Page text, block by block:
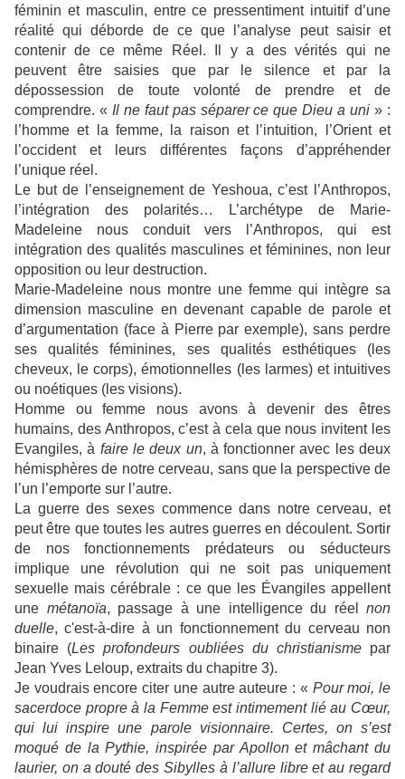
féminin et masculin, entre ce pressentiment intuitif d’une
réalité qui déborde de ce que l’analyse peut saisir et
contenir de ce même Réel. Il y a des vérités qui ne
peuvent être saisies que par le silence et par la
dépossession de toute volonté de prendre et de
comprendre. « Il ne faut pas séparer ce que Dieu a uni » :
l’homme et la femme, la raison et l’intuition, l’Orient et
l’occident et leurs différentes façons d’appréhender
l’unique réel.
Le but de l’enseignement de Yeshoua, c’est l’Anthropos,
l’intégration des polarités… L’archétype de Marie-
Madeleine nous conduit vers l’Anthropos, qui est
intégration des qualités masculines et féminines, non leur
opposition ou leur destruction.
Marie-Madeleine nous montre une femme qui intègre sa
dimension masculine en devenant capable de parole et
d’argumentation (face à Pierre par exemple), sans perdre
ses qualités féminines, ses qualités esthétiques (les
cheveux, le corps), émotionnelles (les larmes) et intuitives
ou noétiques (les visions).
Homme ou femme nous avons à devenir des êtres
humains, des Anthropos, c’est à cela que nous invitent les
Evangiles, à faire le deux un, à fonctionner avec les deux
hémisphères de notre cerveau, sans que la perspective de
l’un l’emporte sur l’autre.
La guerre des sexes commence dans notre cerveau, et
peut être que toutes les autres guerres en découlent. Sortir
de nos fonctionnements prédateurs ou séducteurs
implique une révolution qui ne soit pas uniquement
sexuelle mais cérébrale : ce que les Évangiles appellent
une métanoïa, passage à une intelligence du réel non
duelle, c'est-à-dire à un fonctionnement du cerveau non
binaire (Les profondeurs oubliées du christianismepar
Jean Yves Leloup, extraits du chapitre 3).
Je voudrais encore citer une autre auteure : « Pour moi, le
sacerdoce propre à la Femme est intimement lié au Cœur,
qui lui inspire une parole visionnaire. Certes, on s’est
moqué de la Pythie, inspirée par Apollon et mâchant du
laurier, on a douté des Sibylles à l’allure libre et au regard